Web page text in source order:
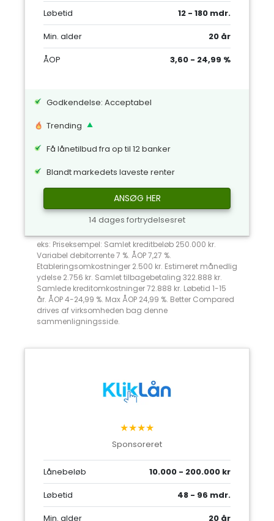
Løbetid
12 - 180 mdr.
Min. alder
20 år
ÅOP
3,60 - 24,99 %
Godkendelse: Acceptabel
Trending
Få lånetilbud fra op til 12 banker
Blandt markedets laveste renter
ANSØG HER
14 dages fortrydelsesret
eks: Priseksempel: Samlet kreditbeløb 250.000 kr.
Variabel debitorrente 7 %. ÅOP 7,27 %.
Etableringsomkostninger 2.500 kr. Estimeret månedlig
ydelse 2.756 kr. Samlet tilbagebetaling 322.888 kr.
Samlede kreditomkostninger 72.888 kr. Løbetid 1-15
år. ÅOP 4-24,99 %. Max ÅOP 24,99 %. Better Compared
drives af virksomheden bag denne
sammenligningsside.
★★★★
Sponsoreret
Lånebeløb
10.000 - 200.000 kr
Løbetid
48 - 96 mdr.
Min. alder
20 år